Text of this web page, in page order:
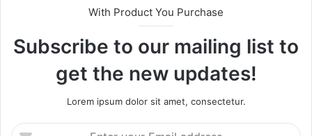
With Product You Purchase
Subscribe to our mailing list to
get the new updates!
Lorem ipsum dolor sit amet, consectetur.
Enter